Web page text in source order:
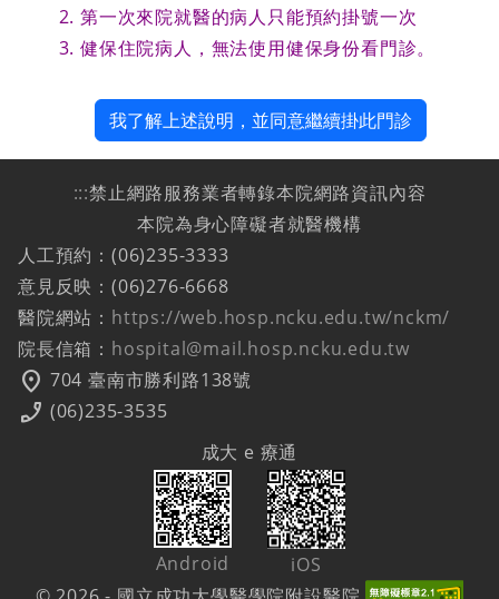
第一次來院就醫的病人只能預約掛號一次
健保住院病人，無法使用健保身份看門診。
我了解上述說明，並同意繼續掛此門診
:::禁止網路服務業者轉錄本院網路資訊內容
本院為身心障礙者就醫機構
人工預約：(06)235-3333
意見反映：(06)276-6668
醫院網站： https://web.hosp.ncku.edu.tw/nckm/
院長信箱： hospital@mail.hosp.ncku.edu.tw
location_on 704 臺南市勝利路138號
phone_enabled (06)235-3535
成大 e 療通
Android
iOS